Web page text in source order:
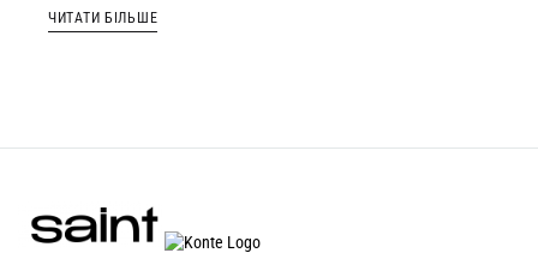
оригінальними товарами, і кожна позиція проходить
повернути товар можна протягом 14 днів з моменту покупки.
ЧИТАТИ БІЛЬШЕ